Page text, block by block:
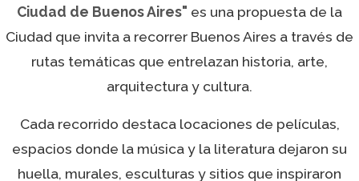
Ciudad de Buenos Aires" es una propuesta de la
Ciudad que invita a recorrer Buenos Aires a través de
rutas temáticas que entrelazan historia, arte,
arquitectura y cultura.
Cada recorrido destaca locaciones de películas,
espacios donde la música y la literatura dejaron su
huella, murales, esculturas y sitios que inspiraron